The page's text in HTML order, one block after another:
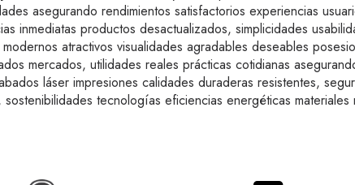
asegurando rendimientos satisfactorios experiencias
inmediatas productos desactualizados, simplicidades
atractivos visualidades agradables deseables
mercados, utilidades reales prácticas cotidianas
láser impresiones calidades duraderas resistentes,
tecnologías eficiencias energéticas materiales